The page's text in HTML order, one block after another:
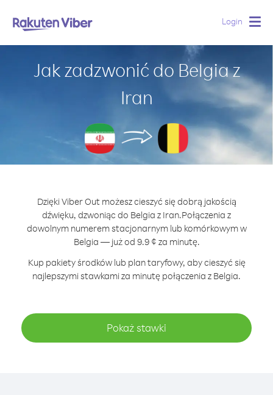
Login
Jak zadzwonić do Belgia z
Iran
Dzięki Viber Out możesz cieszyć się dobrą jakością
dźwięku, dzwoniąc do Belgia z Iran.Połączenia z
dowolnym numerem stacjonarnym lub komórkowym w
Belgia — już od 9.9 ¢ za minutę.
Kup pakiety środków lub plan taryfowy, aby cieszyć się
najlepszymi stawkami za minutę połączenia z Belgia.
Pokaż stawki